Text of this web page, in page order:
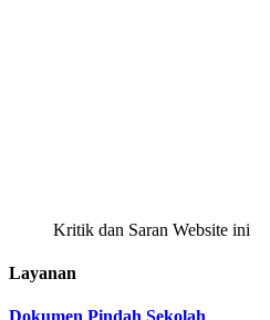
Kritik dan Saran Website ini
Layanan
Dokumen Pindah Sekolah